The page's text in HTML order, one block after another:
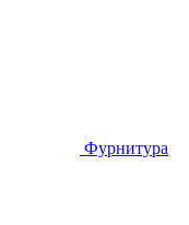
Фурнитура